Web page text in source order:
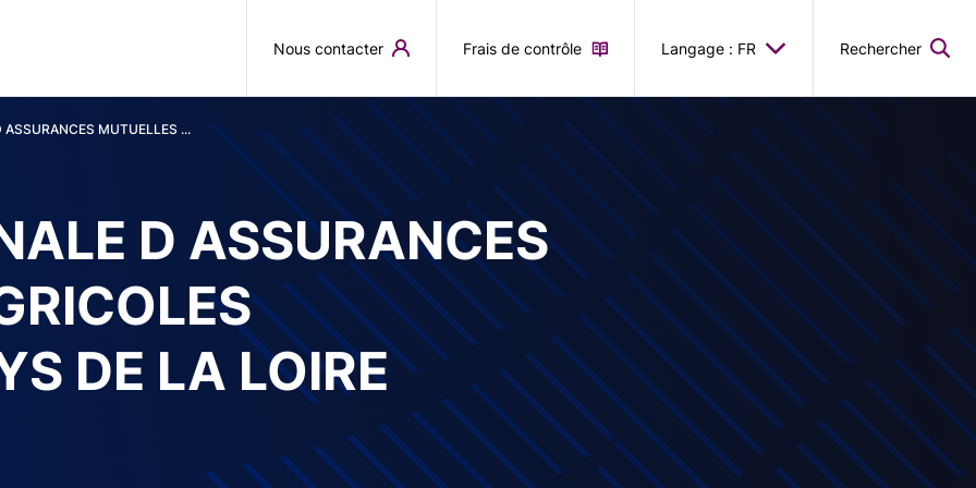
Nous contacter Frais de contrôle Langage : FR Rechercher
ASSURANCES MUTUELLES ...
D ASSURANCES
DE LA LOIRE